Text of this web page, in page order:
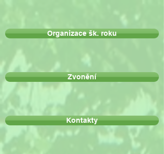
Organizace šk. roku
Zvonění
Kontakty